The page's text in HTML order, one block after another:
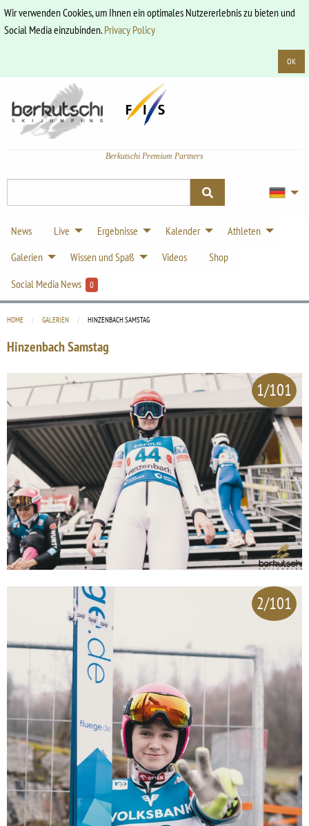
Wir verwenden Cookies, um Ihnen ein optimales Nutzererlebnis zu bieten und
Social Media einzubinden.Privacy Policy
OK
Berkutschi Premium Partners
News Live Ergebnisse Kalender
Athleten
Galerien
Wissen und Spaß Videos
Shop
Social Media News
0
HOME GALERIEN CURRENT:
HINZENBACH SAMSTAG
Hinzenbach Samstag
1/101
2/101